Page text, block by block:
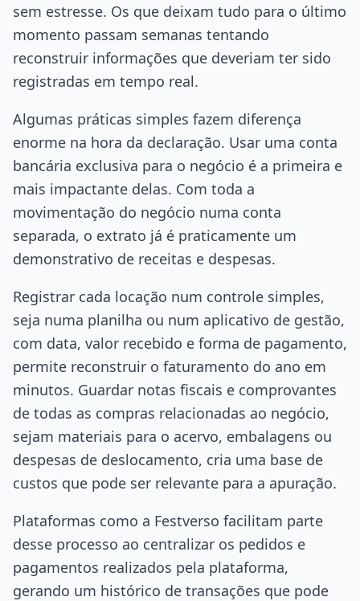
sem estresse. Os que deixam tudo para o último
momento passam semanas tentando
reconstruir informações que deveriam ter sido
registradas em tempo real.
Algumas práticas simples fazem diferença
enorme na hora da declaração. Usar uma conta
bancária exclusiva para o negócio é a primeira e
mais impactante delas. Com toda a
movimentação do negócio numa conta
separada, o extrato já é praticamente um
demonstrativo de receitas e despesas.
Registrar cada locação num controle simples,
seja numa planilha ou num aplicativo de gestão,
com data, valor recebido e forma de pagamento,
permite reconstruir o faturamento do ano em
minutos. Guardar notas fiscais e comprovantes
de todas as compras relacionadas ao negócio,
sejam materiais para o acervo, embalagens ou
despesas de deslocamento, cria uma base de
custos que pode ser relevante para a apuração.
Plataformas como a Festverso facilitam parte
desse processo ao centralizar os pedidos e
pagamentos realizados pela plataforma,
gerando um histórico de transações que pode